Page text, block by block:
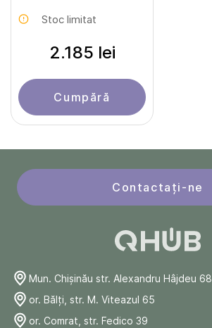
Stoc limitat
2.185 lei
Cumpără
Contactați-ne
Mun. Chişinău str. Alexandru Hâjdeu 68
or. Bălți, str. M. Viteazul 65
or. Comrat, str. Fedico 39